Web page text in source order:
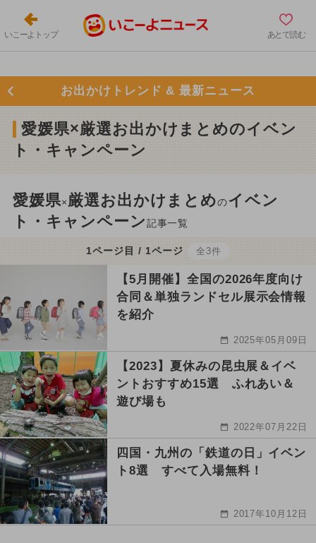
いこーよトップ あとで読む
お出かけトレンド & 最新ニュース
愛媛県×厳選お出かけまとめのイベン
ト・キャンペーン
愛媛県×厳選お出かけまとめのイベン
ト・キャンペーン記事一覧
1ページ目 / 1ページ 全3件
【5月開催】全国の2026年度向け
合同＆単独ランドセル展示会情報
を紹介
2025年05月09日
【2023】夏休みの昆虫展＆イベ
ントおすすめ15選 ふれあい＆
遊び場も
2022年07月22日
四国・九州の「鉄道の日」イベン
ト8選 すべて入場無料！
2017年10月12日